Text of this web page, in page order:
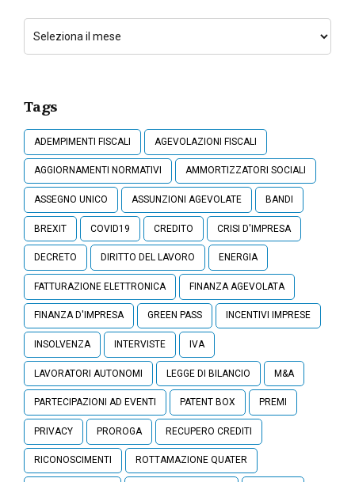
Tags
ADEMPIMENTI FISCALI AGEVOLAZIONI FISCALI
AGGIORNAMENTI NORMATIVI AMMORTIZZATORI SOCIALI
ASSEGNO UNICO ASSUNZIONI AGEVOLATE BANDI
BREXIT COVID19 CREDITO CRISI D'IMPRESA
DECRETO DIRITTO DEL LAVORO ENERGIA
FATTURAZIONE ELETTRONICA FINANZA AGEVOLATA
FINANZA D'IMPRESA GREEN PASS INCENTIVI IMPRESE
INSOLVENZA INTERVISTE IVA
LAVORATORI AUTONOMI LEGGE DI BILANCIO M&A
PARTECIPAZIONI AD EVENTI PATENT BOX PREMI
PRIVACY PROROGA RECUPERO CREDITI
RICONOSCIMENTI ROTTAMAZIONE QUATER